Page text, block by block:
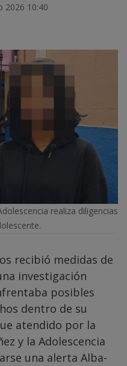
2026 10:40
realiza diligencias
recibió medidas de
investigación
posibles
dentro de su
atendido por la
y la Adolescencia
una alerta Alba-